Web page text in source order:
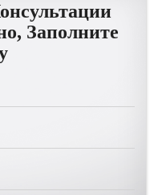
Заполните